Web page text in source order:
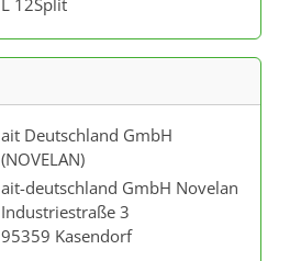
L 12Split
ait Deutschland GmbH
(NOVELAN)
ait-deutschland GmbH Novelan
Industriestraße 3
95359 Kasendorf